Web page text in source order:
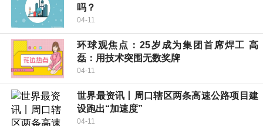
吗？
04-11
环球观焦点：25岁成为集团首席焊工 高
磊：用技术突围无数奖牌
04-11
世界最资讯丨周口辖区两条高速公路项目建
设跑出“加速度”
04-11